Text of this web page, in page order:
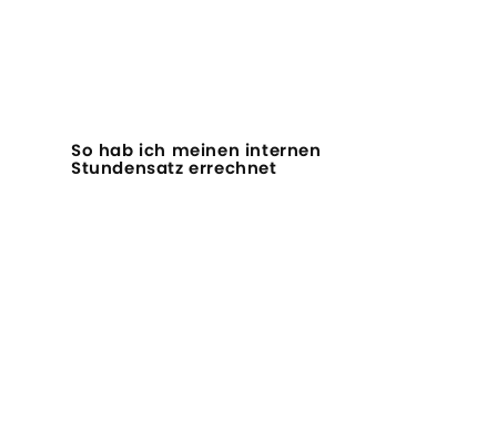
So hab ich meinen internen
Stundensatz errechnet